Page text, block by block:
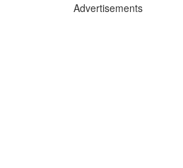
Advertisements